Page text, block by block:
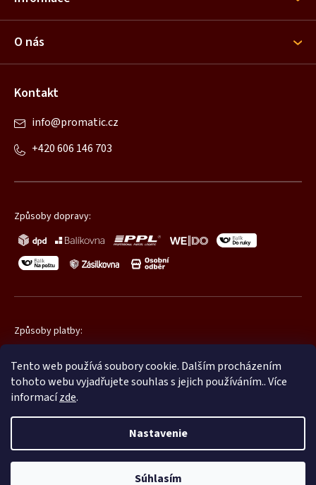
Tento web používá soubory cookie. Dalším procházením
tohoto webu vyjadřujete souhlas s jejich používáním.. Více
informacízde.
Nastavenie
Súhlasím
t
e
O nás
Kontakt
info@promatic.cz
+420 606 146 703
Způsoby dopravy:
Způsoby platby:
Shoptet |mime digital
Copyright 2026Promatic.cz. Všetky práva vyhradené.